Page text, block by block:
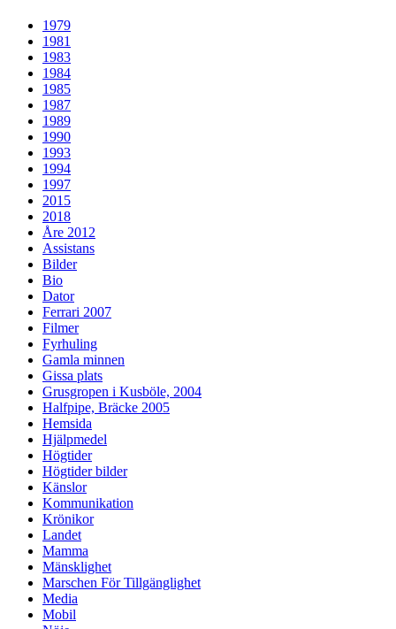
1979
1981
1983
1984
1985
1987
1989
1990
1993
1994
1997
2015
2018
Åre 2012
Assistans
Bilder
Bio
Dator
Ferrari 2007
Filmer
Fyrhuling
Gamla minnen
Gissa plats
Grusgropen i Kusböle, 2004
Halfpipe, Bräcke 2005
Hemsida
Hjälpmedel
Högtider
Högtider bilder
Känslor
Kommunikation
Krönikor
Landet
Mamma
Mänsklighet
Marschen För Tillgänglighet
Media
Mobil